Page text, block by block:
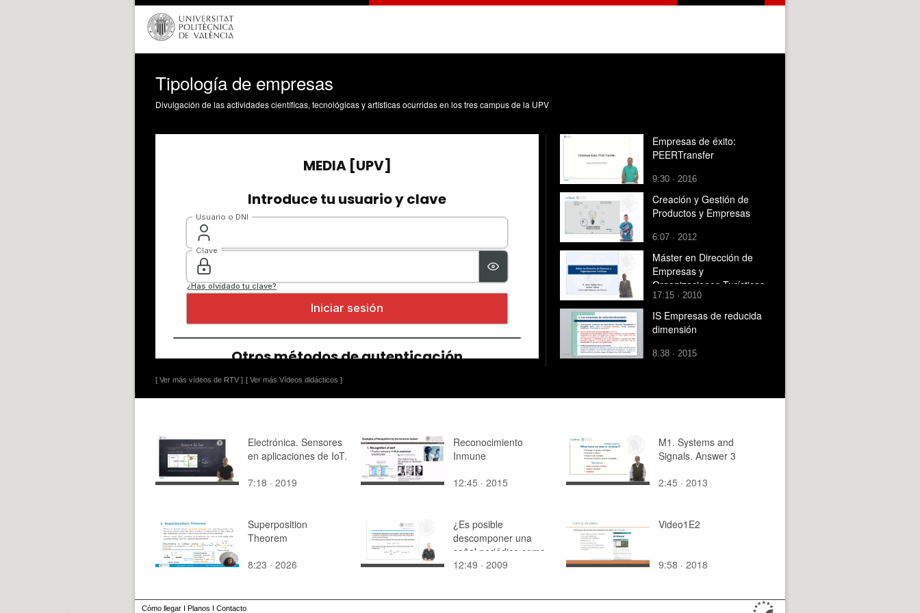
Tipología de empresas
Divulgación de las actividades científicas, tecnológicas y artísticas ocurridas en los tres campus de la UPV
[ Ver más vídeos de RTV ] [ Ver más Vídeos didácticos ]
Empresas de éxito:
PEERTransfer
9:30 · 2016
Creación y Gestión de
Productos y Empresas
6:07 · 2012
Máster en Dirección de
Empresas y
Organizaciones Turísticas
17:15 · 2010
IS Empresas de reducida
dimensión
8:38 · 2015
Electrónica. Sensores
en aplicaciones de IoT.
7:18 · 2019
Reconocimiento
Inmune
12:45 · 2015
M1. Systems and
Signals. Answer 3
2:45 · 2013
Superposition
Theorem
8:23 · 2026
¿Es posible
descomponer una
señal periódica como
suma de fasores?
12:49 · 2009
Video1E2
9:58 · 2018
Cómo llegar I Planos I Contacto